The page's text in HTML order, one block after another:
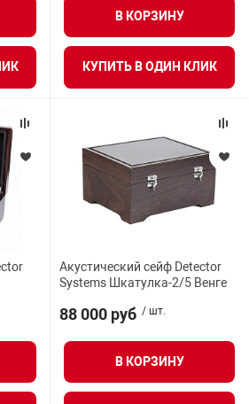
В КОРЗИНУ
КУПИТЬ В ОДИН КЛИК
Акустический сейф Detector
Systems Шкатулка-2/5 Венге
88 000 руб / шт.
В КОРЗИНУ